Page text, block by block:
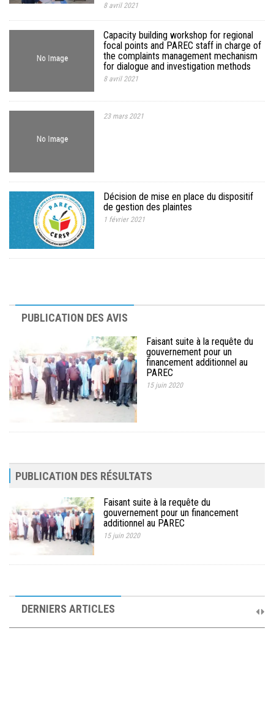
8 avril 2021
Capacity building workshop for regional
focal points and PAREC staff in charge of
the complaints management mechanism
for dialogue and investigation methods
8 avril 2021
23 mars 2021
Décision de mise en place du dispositif
de gestion des plaintes
1 février 2021
PUBLICATION DES AVIS
Faisant suite à la requête du
gouvernement pour un
financement additionnel au
PAREC
15 juin 2020
PUBLICATION DES RÉSULTATS
Faisant suite à la requête du
gouvernement pour un financement
additionnel au PAREC
15 juin 2020
DERNIERS ARTICLES
Comité de Pilotage du PAREC
19 septembre 2025